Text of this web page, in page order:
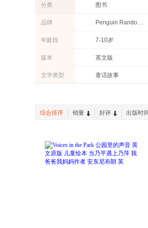
分类 图书
品牌 Penguin Random House
年龄段 7-10岁
版本 英文版
文学类型
童话故事
综合排序 销量 好评 出版时间